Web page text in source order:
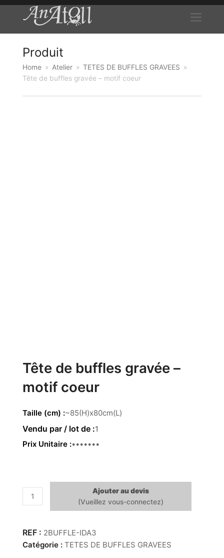
Produit
Home » Atelier » TETES DE BUFFLES GRAVEES »
Tête de buffles gravée – motif coeur
Tête de buffles gravée –
motif coeur
Taille (cm) ~85(H)x80cm(L)
1
Prix Unitaire 229.00€
quantité
de
de
buffles
gravée
Ajouter au devis
2BUFFLE-IDA3
Catégorie : TETES DE BUFFLES GRAVEES